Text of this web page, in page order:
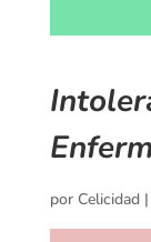
por Celicidad|